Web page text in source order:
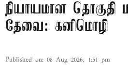
நியாயமான தொகுதி
தேவை: கனிமொழி
Published on: 08 Aug 2026, 1:51 pm